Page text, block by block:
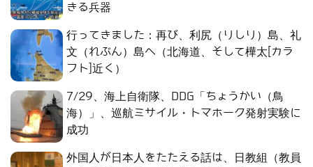
きる兵器
行ってきました：再び、利尻（りしり）島、礼
文（れぶん）島へ（北海道、そして樺太[カラ
フト]近く）
7/29、海上自衛隊、DDG「ちょうかい（鳥
海）」、巡航ミサイル・トマホーク発射実験に
成功
外国人が日本人をたたえる話は、日教組（教員